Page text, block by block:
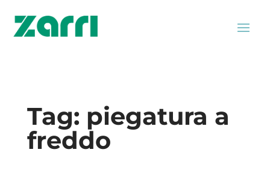
Tag: piegatura a
freddo